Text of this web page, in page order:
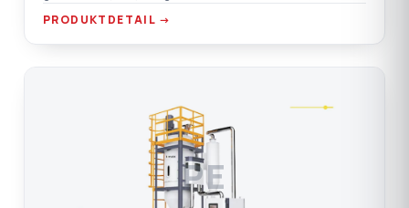
schalldämmender Doppelwandtrichter.
PRODUKTDETAIL →
PE